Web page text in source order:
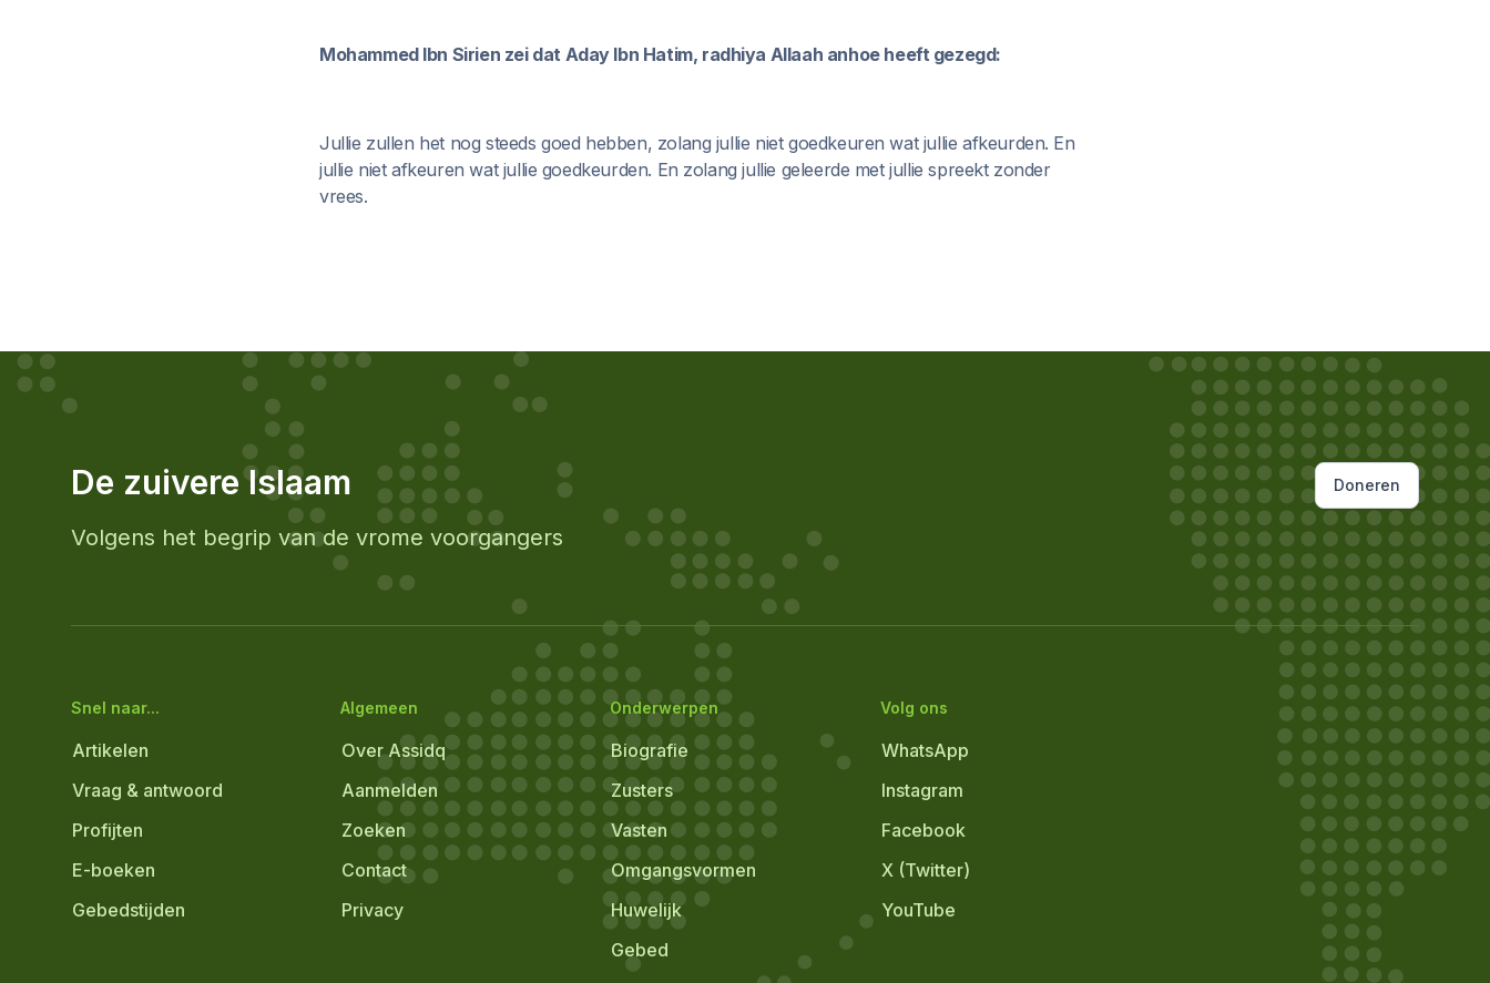
Mohammed Ibn Sirien zei dat Aday Ibn Hatim, radhiya Allaah anhoe heeft gezegd:
Jullie zullen het nog steeds goed hebben, zolang jullie niet goedkeuren wat jullie afkeurden. En
jullie niet afkeuren wat jullie goedkeurden. En zolang jullie geleerde met jullie spreekt zonder
vrees.
De zuivere Islaam
Volgens het begrip van de vrome voorgangers
Doneren
Snel naar...
Artikelen
Vraag & antwoord
Profijten
E-boeken
Gebedstijden
Algemeen
Over Assidq
Aanmelden
Zoeken
Contact
Privacy
Onderwerpen
Biografie
Zusters
Vasten
Omgangsvormen
Huwelijk
Gebed
Volg ons
WhatsApp
Instagram
Facebook
X (Twitter)
YouTube